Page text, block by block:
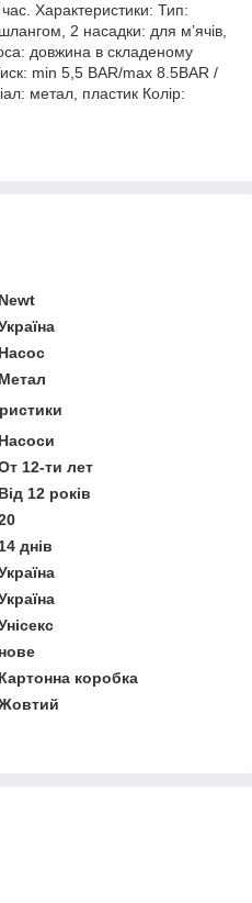
Характеристики: Тип:
2 насадки: для м’ячів,
довжина в складеному
min 5,5 BAR/max 8.5BAR /
метал, пластик Колір:
Newt
Насос
Метал
Насоси
12-ти лет
Від 12 років
днів
нове
Картонна коробка